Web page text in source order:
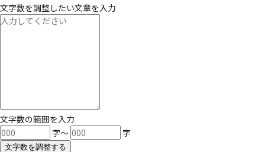
文字数を調整したい文章を入力
文字数の範囲を入力
字〜
字
文字数を調整する